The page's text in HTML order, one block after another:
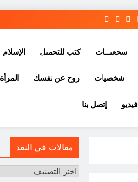
سجعيــات كتب للتحميل الإسلام
شخصيات روح عن نفسك المرأة
فيديو إتصل بنا
مقالات في النقد
مقالات